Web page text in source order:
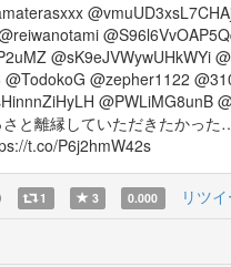
@sK9eJVWywUHkWYi
@zepher1122
@PWLiMG8unB
と離縁していただきたかっ
t.co/P6j2hmW42s
1 3 0.000 リツ